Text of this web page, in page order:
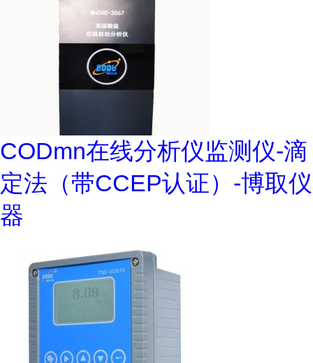
CODmn在线分析仪监测仪-滴
定法（带CCEP认证）-博取仪
器